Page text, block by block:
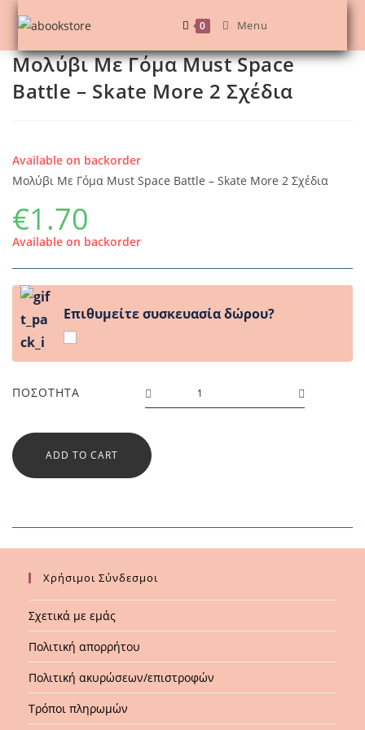
Skip
content
0 Menu
Μολύβι Με Γόμα Must Space
Battle – Skate More 2 Σχέδια
Available on backorder
Μολύβι Με Γόμα Must Space Battle – Skate More 2 Σχέδια
€1.70
Available on backorder
Επιθυμείτε συσκευασία δώρου?
ΠΟΣΌΤΗΤΑ
Μολύβι
Με
Skate
More
ADD TO CART
Χρήσιμοι Σύνδεσμοι
Σχετικά με εμάς
Πολιτική απορρήτου
Πολιτική ακυρώσεων/επιστροφών
Τρόποι πληρωμών